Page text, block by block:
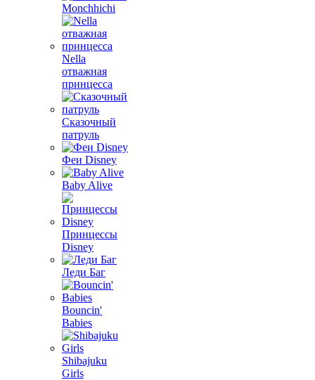
Monchhichi
Nella
отважная
принцесса
Сказочный
патруль
Феи Disney
Baby Alive
Принцессы
Disney
Леди Баг
Bouncin'
Babies
Shibajuku
Girls